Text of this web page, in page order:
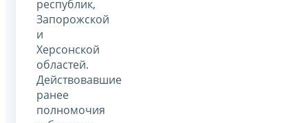
республик,
Запорожской
и
Херсонской
областей.
Действовавшие
ранее
полномочия